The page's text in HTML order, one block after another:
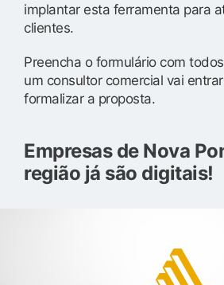
implantar esta ferramenta para
clientes.
Preencha o formulário com
um consultor comercial vai
formalizar a proposta.
Empresas de Nova
região já são digitais!